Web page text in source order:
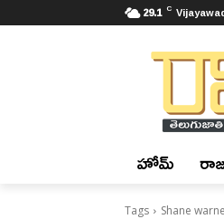
29.1 C
హోమ్
Tags Shane